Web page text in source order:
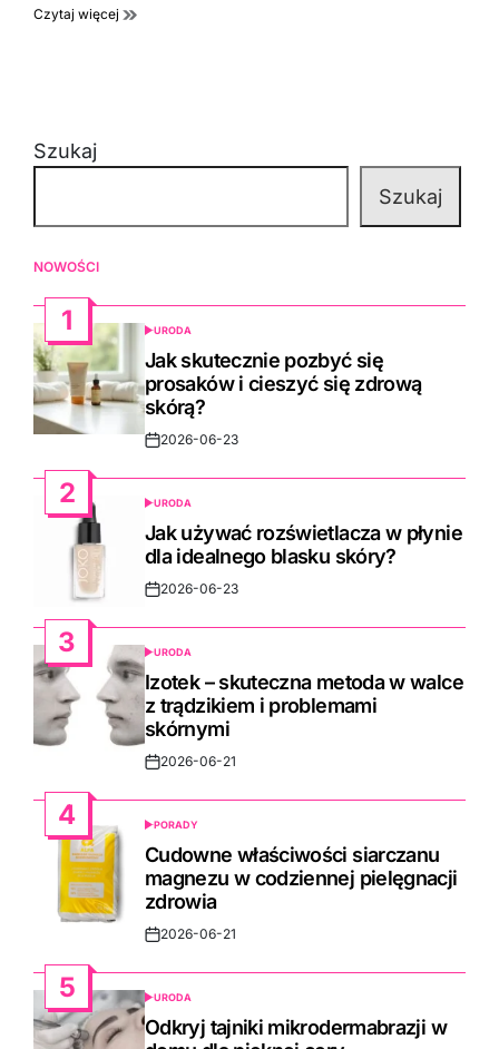
Czytaj więcej
Szukaj
Szukaj
NOWOŚCI
1
POSTED
IN
URODA
Jak skutecznie pozbyć się
prosaków i cieszyć się zdrową
skórą?
Post2026-06-23
2
POSTED
IN
URODA
Jak używać rozświetlacza w płynie
dla idealnego blasku skóry?
Post2026-06-23
3
POSTED
IN
URODA
Izotek – skuteczna metoda w walce
z trądzikiem i problemami
skórnymi
Post2026-06-21
4
POSTED
IN
PORADY
Cudowne właściwości siarczanu
magnezu w codziennej pielęgnacji
zdrowia
Post2026-06-21
5
POSTED
IN
URODA
Odkryj tajniki mikrodermabrazji w